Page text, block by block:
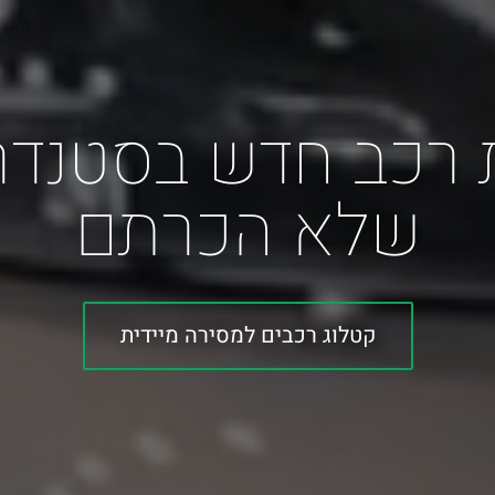
רכב חדש
שלא הכרתם
קטלוג רכבים למסירה מיידית